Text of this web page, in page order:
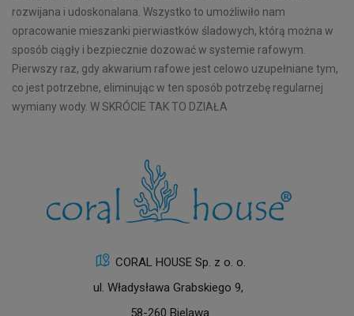
rozwijana i udoskonalana. Wszystko to umożliwiło nam
opracowanie mieszanki pierwiastków śladowych, którą można w
sposób ciągły i bezpiecznie dozować w systemie rafowym.
Pierwszy raz, gdy akwarium rafowe jest celowo uzupełniane tym,
co jest potrzebne, eliminując w ten sposób potrzebę regularnej
wymiany wody. W SKRÓCIE TAK TO DZIAŁA
CORAL HOUSE Sp. z o. o.
ul. Władysława Grabskiego 9,
58-260 Bielawa